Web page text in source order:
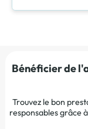
Bénéficier de
Trouvez le bon
responsables grâce